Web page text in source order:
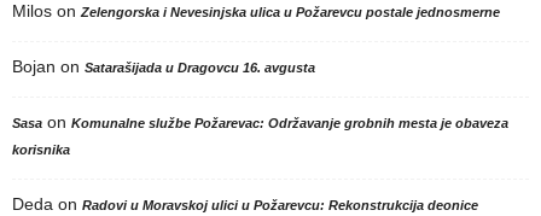
Milos on Zelengorska i Nevesinjska ulica u Požarevcu postale jednosmerne
Bojan on Satarašijada u Dragovcu 16. avgusta
Sasa on Komunalne službe Požarevac: Održavanje grobnih mesta je obaveza
korisnika
Deda on Radovi u Moravskoj ulici u Požarevcu: Rekonstrukcija deonice